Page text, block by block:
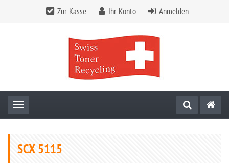
Zur Kasse Ihr Konto Anmelden
Toggle navigation
SCX 5115